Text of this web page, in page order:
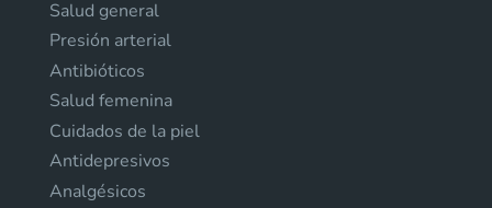
Salud general
Presión arterial
Antibióticos
Salud femenina
Cuidados de la piel
Antidepresivos
Analgésicos